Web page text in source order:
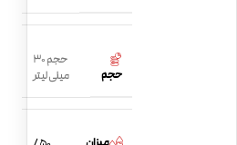
حجم
حجم 30
میلی لیتر